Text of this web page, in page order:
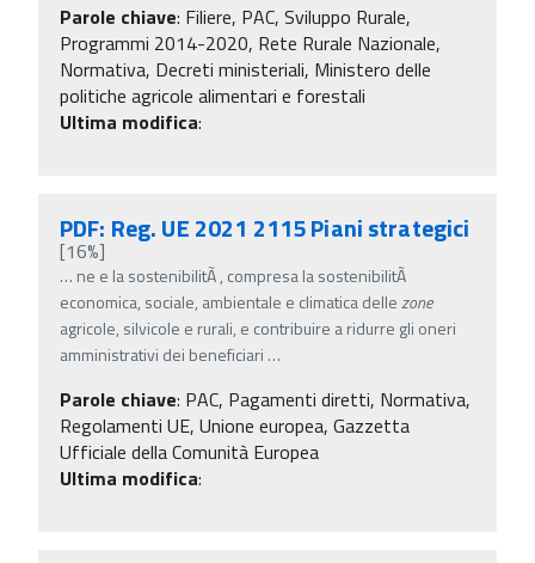
Parole chiave: Filiere, PAC, Sviluppo Rurale,
Programmi 2014-2020, Rete Rurale Nazionale,
Normativa, Decreti ministeriali, Ministero delle
politiche agricole alimentari e forestali
Ultima modifica:
PDF: Reg. UE 2021 2115 Piani strategici
[16%]
… ne e la sostenibilitÃ , compresa la sostenibilitÃ
economica, sociale, ambientale e climatica dellezone
agricole, silvicole e rurali, e contribuire a ridurre gli oneri
amministrativi dei beneficiari …
Parole chiave: PAC, Pagamenti diretti, Normativa,
Regolamenti UE, Unione europea, Gazzetta
Ufficiale della Comunità Europea
Ultima modifica: